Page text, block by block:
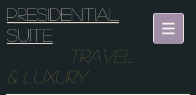
Presidential
suite
Travel
& Luxury